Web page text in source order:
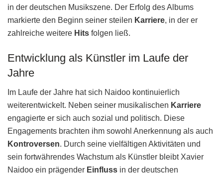
in der deutschen Musikszene. Der Erfolg des Albums
markierte den Beginn seiner steilen Karriere, in der er
zahlreiche weitere Hits folgen ließ.
Entwicklung als Künstler im Laufe der
Jahre
Im Laufe der Jahre hat sich Naidoo kontinuierlich
weiterentwickelt. Neben seiner musikalischen Karriere
engagierte er sich auch sozial und politisch. Diese
Engagements brachten ihm sowohl Anerkennung als auch
Kontroversen. Durch seine vielfältigen Aktivitäten und
sein fortwährendes Wachstum als Künstler bleibt Xavier
Naidoo ein prägender Einfluss in der deutschen